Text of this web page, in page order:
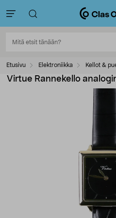
Etusivu Elektroniikka Kellot &
Virtue Rannekello